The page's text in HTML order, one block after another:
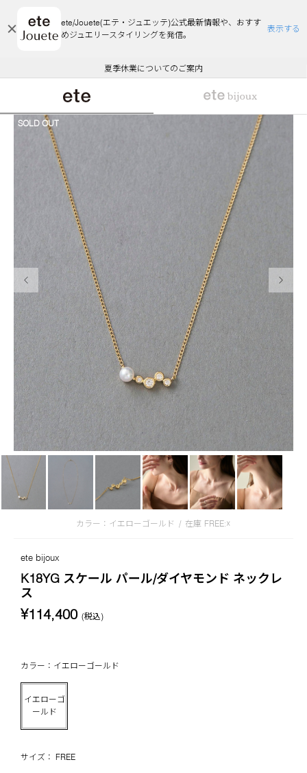
ete/Jouete(エテ・ジュエッテ)公式最新情報や、おすす
めジュエリースタイリングを発信。
表示する
エコラッピング及びエコポイント付与のご案内
ご注文いただいたお品物のお届け状況について
夏季休業についてのご案内
WEB Limited Items >>
採用のご案内
悪質な偽サイトにご注意ください
エコラッピング及びエコポイント付与のご案内
ご注文いただいたお品物のお届け状況について
カラー：イエローゴールド / 在庫 FREE:☓
SOLD OUT
ete bijoux
K18YG スケール パール/ダイヤモンド ネックレ
ス
¥114,400 (税込)
カラー：イエローゴールド
イエローゴ
ールド
サイズ： FREE